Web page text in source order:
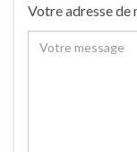
Votre adresse de